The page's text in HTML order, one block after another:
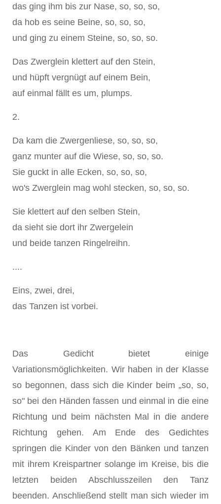
das ging ihm bis zur Nase, so, so, so,
da hob es seine Beine, so, so, so,
und ging zu einem Steine, so, so, so.
Das Zwerglein klettert auf den Stein,
und hüpft vergnügt auf einem Bein,
auf einmal fällt es um, plumps.
2.
Da kam die Zwergenliese, so, so, so,
ganz munter auf die Wiese, so, so, so.
Sie guckt in alle Ecken, so, so, so,
wo's Zwerglein mag wohl stecken, so, so, so.
Sie klettert auf den selben Stein,
da sieht sie dort ihr Zwergelein
und beide tanzen Ringelreihn.
....
Eins, zwei, drei,
das Tanzen ist vorbei.
Das Gedicht bietet einige
Variationsmöglichkeiten. Wir haben in der Klasse
so begonnen, dass sich die Kinder beim „so, so,
so" bei den Händen fassen und einmal in die eine
Richtung und beim nächsten Mal in die andere
Richtung gehen. Am Ende des Gedichtes
springen die Kinder von den Bänken und tanzen
mit ihrem Kreispartner solange im Kreise, bis die
letzten beiden Abschlusszeilen den Tanz
beenden. Anschließend stellt man sich wieder im